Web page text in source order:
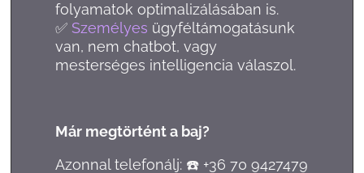
folyamatok optimalizálásában is.
✅ Személyes ügyféltámogatásunk
van, nem chatbot, vagy
mesterséges intelligencia válaszol.
Már megtörtént a baj?
Azonnal telefonálj: ☎️ +36 70 9427479